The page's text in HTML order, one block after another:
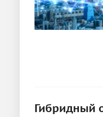
Гибридный